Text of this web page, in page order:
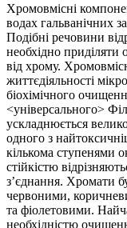
Хромовмісні
водах гальванічних
Подібні речовини
необхідно приділяти
від хрому.
життєдіяльності
біохімічного
<універсального>
ускладнюється
одного з
кількома ступенями
стійкістю
з’єднання. Хромати
червоними,
та фіолетовими.
необхідністю